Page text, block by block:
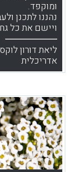
ומוקפד.
נהננו לתכנן
ויישם את כל
ליאת דורון
אדריכלית